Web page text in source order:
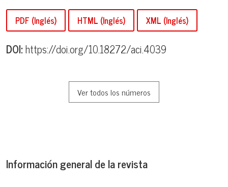
PDF (Inglés) HTML (Inglés) XML (Inglés)
DOI:https://doi.org/10.18272/aci.4039
Ver todos los números
Información general de la revista